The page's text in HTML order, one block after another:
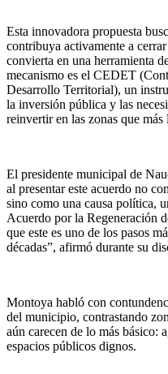
Esta innovadora propuesta
contribuya activamente a
convierta en una herramienta
mecanismo es el CEDET
Desarrollo Territorial), un
la inversión pública y las
reinvertir en las zonas que más
El presidente municipal de
al presentar este acuerdo no
sino como una causa política,
Acuerdo por la Regeneración
que este es uno de los pasos
décadas”, afirmó durante su
Montoya habló con
del municipio, contrastando
aún carecen de lo más básico:
espacios públicos dignos.